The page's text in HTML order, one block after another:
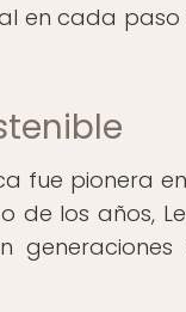
en cada paso
fue pionera
los años,
generaciones